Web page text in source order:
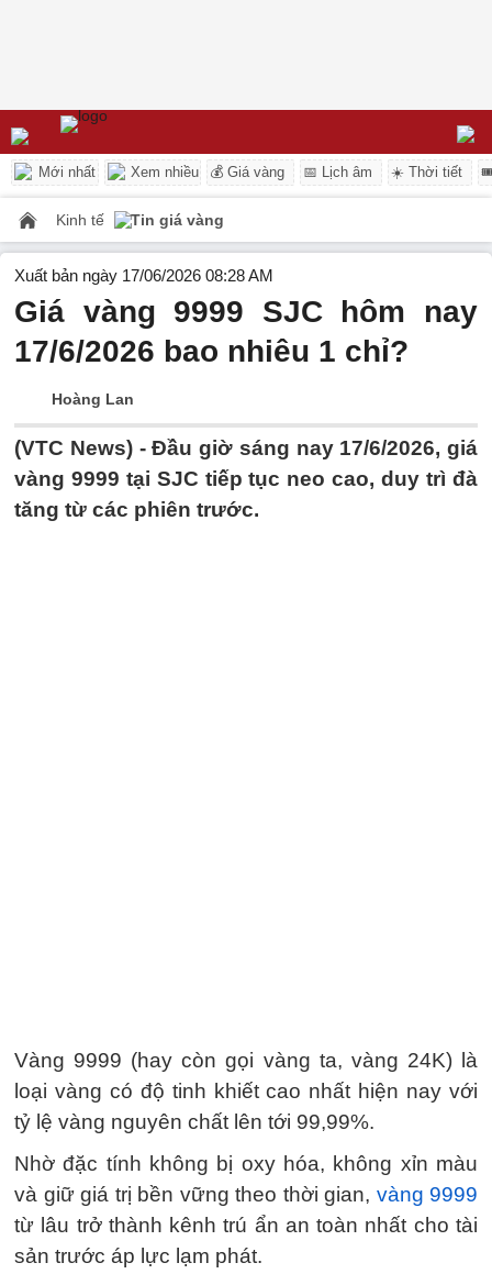
Mới nhất Xem nhiều 💰 Giá vàng 📅 Lịch âm ☀️ Thời tiết
Kinh tế Tin giá vàng
Xuất bản ngày 17/06/2026 08:28 AM
Giá vàng 9999 SJC hôm nay
17/6/2026 bao nhiêu 1 chỉ?
Hoàng Lan
(VTC News) -Đầu giờ sáng nay 17/6/2026, giá
vàng 9999 tại SJC tiếp tục neo cao, duy trì đà
tăng từ các phiên trước.
Vàng 9999 (hay còn gọi vàng ta, vàng 24K) là
loại vàng có độ tinh khiết cao nhất hiện nay với
tỷ lệ vàng nguyên chất lên tới 99,99%.
Nhờ đặc tính không bị oxy hóa, không xỉn màu
và giữ giá trị bền vững theo thời gian, vàng 9999
từ lâu trở thành kênh trú ẩn an toàn nhất cho tài
sản trước áp lực lạm phát.